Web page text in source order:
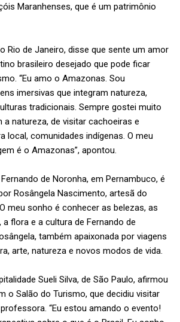
Maranhenses, que é um patrimônio
Rio de Janeiro, disse que sente um amor
brasileiro desejado que pode ficar
“Eu amo o Amazonas. Sou
imersivas que integram natureza,
tradicionais. Sempre gostei muito
natureza, de visitar cachoeiras e
local, comunidades indígenas. O meu
é o Amazonas”, apontou.
de Noronha, em Pernambuco, é
Rosângela Nascimento, artesã do
meu sonho é conhecer as belezas, as
flora e a cultura de Fernando de
também apaixonada por viagens
arte, natureza e novos modos de vida.
Sueli Silva, de São Paulo, afirmou
o Salão do Turismo, que decidiu visitar
“Eu estou amando o evento!